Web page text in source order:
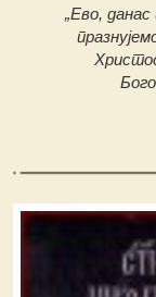
„Ево,